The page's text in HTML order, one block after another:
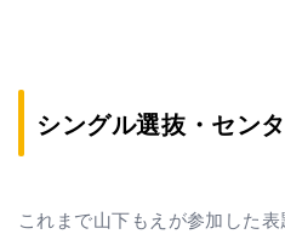
シングル選抜・セン
これまで山下もえが参加した